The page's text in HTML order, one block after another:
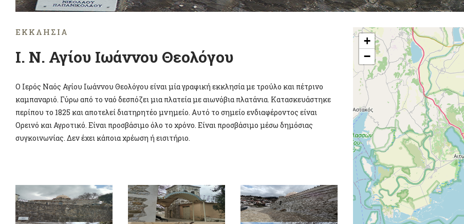
ΕΚΚΛΗΣΊΑ
Ι. Ν. Αγίου Ιωάννου Θεολόγου
Ο Ιερός Ναός Αγίου Ιωάννου Θεολόγου είναι µία γραφική εκκλησία µε τρούλο και πέτρινο
καμπαναριό. Γύρω από το ναό δεσπόζει μια πλατεία με αιωνόβια πλατάνια. Κατασκευάστηκε
περίπου το 1825 και αποτελεί διατηρητέο μνημείο. Αυτό το σημείο ενδιαφέροντος είναι
Ορεινό και Αγροτικό. Είναι προσβάσιμο όλο το χρόνο. Είναι προσβάσιμο μέσω δημόσιας
συγκοινωνίας. Δεν έχει κάποια χρέωση ή εισιτήριο.
+
−